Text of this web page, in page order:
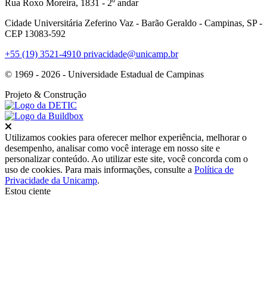
Rua Roxo Moreira, 1831 - 2º andar
Cidade Universitária Zeferino Vaz - Barão Geraldo - Campinas, SP -
CEP 13083-592
+55 (19) 3521-4910 privacidade@unicamp.br
© 1969 - 2026 - Universidade Estadual de Campinas
Projeto & Construção
Utilizamos cookies para oferecer melhor experiência, melhorar o
desempenho, analisar como você interage em nosso site e
personalizar conteúdo. Ao utilizar este site, você concorda com o
uso de cookies. Para mais informações, consulte a Política de
Privacidade da Unicamp.
Estou ciente